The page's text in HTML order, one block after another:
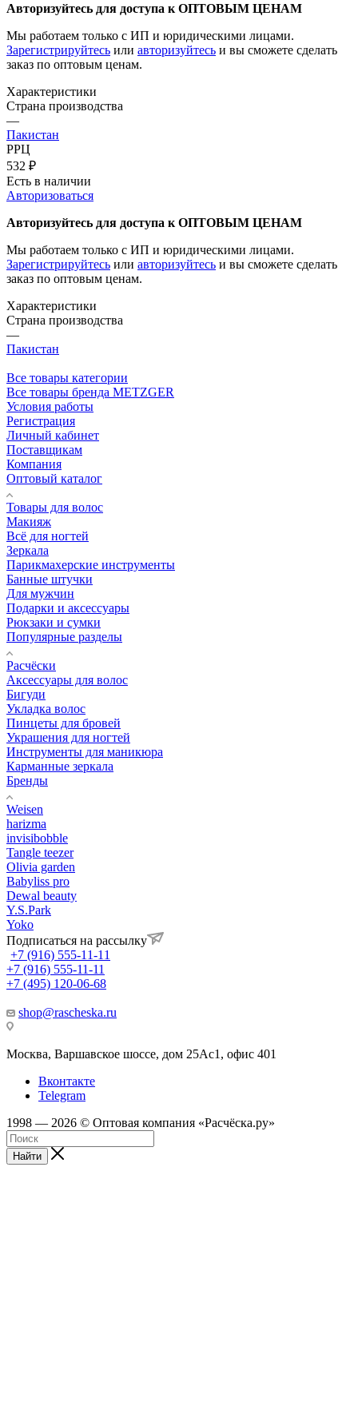
Авторизуйтесь для доступа к ОПТОВЫМ ЦЕНАМ
Мы работаем только с ИП и юридическими лицами.
Зарегистрируйтесь или авторизуйтесь и вы сможете сделать
заказ по оптовым ценам.
Характеристики
Страна производства
—
Пакистан
РРЦ
532 ₽
Есть в наличии
Авторизоваться
Авторизуйтесь для доступа к ОПТОВЫМ ЦЕНАМ
Мы работаем только с ИП и юридическими лицами.
Зарегистрируйтесь или авторизуйтесь и вы сможете сделать
заказ по оптовым ценам.
Характеристики
Страна производства
—
Пакистан
Все товары категории
Все товары бренда METZGER
Условия работы
Регистрация
Личный кабинет
Поставщикам
Компания
Оптовый каталог
Товары для волос
Макияж
Всё для ногтей
Зеркала
Парикмахерские инструменты
Банные штучки
Для мужчин
Подарки и аксессуары
Рюкзаки и сумки
Популярные разделы
Расчёски
Аксессуары для волос
Бигуди
Укладка волос
Пинцеты для бровей
Украшения для ногтей
Инструменты для маникюра
Карманные зеркала
Бренды
Weisen
harizma
invisibobble
Tangle teezer
Olivia garden
Babyliss pro
Dewal beauty
Y.S.Park
Yoko
Подписаться на рассылку
+7 (916) 555-11-11
+7 (916) 555-11-11
+7 (495) 120-06-68
shop@rascheska.ru
Москва, Варшавское шоссе, дом 25Аc1, офис 401
Вконтакте
Telegram
1998 — 2026 © Оптовая компания «Расчёска.ру»
Найти